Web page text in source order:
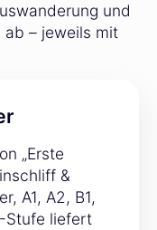
und
– jeweils mit
„Erste
&
A1, A2, B1,
Stufe liefert